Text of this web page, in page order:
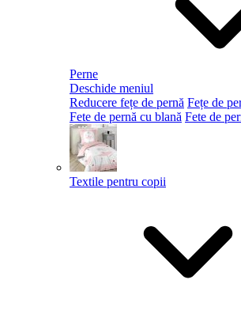
Perne
Deschide meniul
Reducere fețe de pernă Fețe de
Fete de pernă cu blană Fete de
Textile pentru copii